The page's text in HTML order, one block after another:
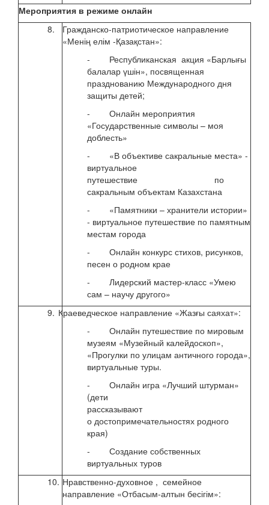
Мероприятия в режиме онлайн
8. Гражданско-патриотическое направление
«Менің елім -Қазақстан»:
- Республиканская акция «Барлығы
балалар үшін», посвященная
празднованию Международного дня
защиты детей;
- Онлайн мероприятия
«Государственные символы – моя
доблесть»
- «В объективе сакральные места» -
виртуальное
путешествие по
сакральным объектам Казахстана
- «Памятники – хранители истории»
- виртуальное путешествие по памятным
местам города
- Онлайн конкурс стихов, рисунков,
песен о родном крае
- Лидерский мастер-класс «Умею
сам – научу другого»
9.Краеведческое направление «Жазғы саяхат»:
- Онлайн путешествие по мировым
музеям «Музейный калейдоскоп»,
«Прогулки по улицам античного города»,
виртуальные туры.
- Онлайн игра «Лучший штурман»
(дети
рассказывают
о достопримечательностях родного
края)
- Создание собственных
виртуальных туров
10. Нравственно-духовное , семейное
направление «Отбасым-алтын бесігім»: